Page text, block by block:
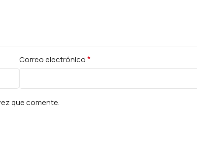
Correo electrónico*
que comente.